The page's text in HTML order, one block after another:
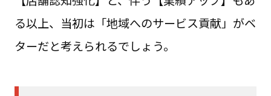
る以上、当初は「地域へのサービス貢献」がベ
ターだと考えられるでしょう。